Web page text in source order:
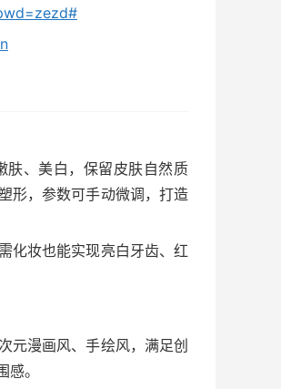
肤、美白，保留皮肤自然质
形，参数可手动微调，打造
化妆也能实现亮白牙齿、红
元漫画风、手绘风，满足创
。